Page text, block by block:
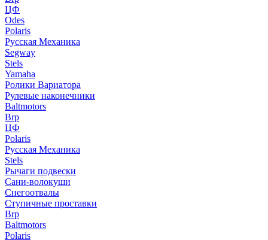
ЦФ
Odes
Polaris
Русская Механика
Segway
Stels
Yamaha
Ролики Вариатора
Рулевые наконечники
Baltmotors
Brp
ЦФ
Polaris
Русская Механика
Stels
Рычаги подвески
Сани-волокуши
Снегоотвалы
Ступичные проставки
Brp
Baltmotors
Polaris